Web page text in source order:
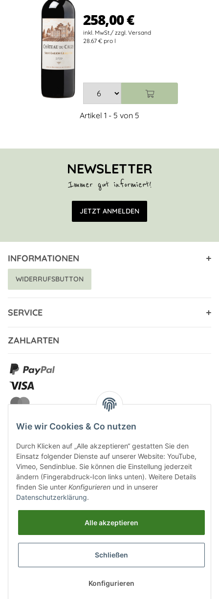
258,00 €
28.67 € pro l
Artikel 1 - 5 von 5
NEWSLETTER
Immer gut informiert!
E-Mail Adresse
JETZT ANMELDEN
INFORMATIONEN
WIDERRUFSBUTTON
SERVICE
ZAHLARTEN
VERSANDARTEN
Sichere Zahlung
Wie wir Cookies & Co nutzen
Durch Klicken auf „Alle akzeptieren“ gestatten Sie den
Einsatz folgender Dienste auf unserer Website: YouTube,
Vimeo, Sendinblue. Sie können die Einstellung jederzeit
ändern (Fingerabdruck-Icon links unten). Weitere Details
finden Sie unter Konfigurieren und in unserer
Datenschutzerklärung.
Alle akzeptieren
Schließen
Konfigurieren